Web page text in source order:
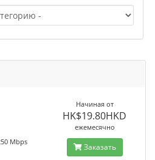
Mbps
Начиная от
HK$19.80HKD
ежемесячно
Заказать